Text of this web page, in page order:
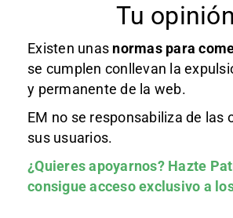
Tu opinión
Existen unas normas para
se cumplen conllevan la
y permanente de la web.
EM no se responsabiliza de las
sus usuarios.
¿Quieres apoyarnos? Hazte
consigue acceso exclusivo a